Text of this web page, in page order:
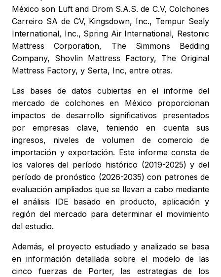
México son Luft and Drom S.A.S. de C.V, Colchones
Carreiro SA de CV, Kingsdown, Inc., Tempur Sealy
International, Inc., Spring Air International, Restonic
Mattress Corporation, The Simmons Bedding
Company, Shovlin Mattress Factory, The Original
Mattress Factory, y Serta, Inc, entre otras.
Las bases de datos cubiertas en el informe del
mercado de colchones en México proporcionan
impactos de desarrollo significativos presentados
por empresas clave, teniendo en cuenta sus
ingresos, niveles de volumen de comercio de
importación y exportación. Este informe consta de
los valores del período histórico (2019-2025) y del
período de pronóstico (2026-2035) con patrones de
evaluación ampliados que se llevan a cabo mediante
el análisis IDE basado en producto, aplicación y
región del mercado para determinar el movimiento
del estudio.
Además, el proyecto estudiado y analizado se basa
en información detallada sobre el modelo de las
cinco fuerzas de Porter, las estrategias de los